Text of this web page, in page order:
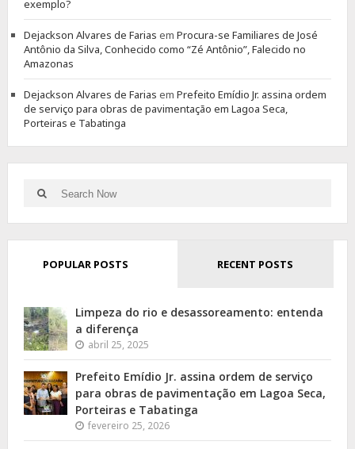
exemplo?
Dejackson Alvares de Farias em Procura-se Familiares de José
Antônio da Silva, Conhecido como “Zé Antônio”, Falecido no
Amazonas
Dejackson Alvares de Farias em Prefeito Emídio Jr. assina ordem
de serviço para obras de pavimentação em Lagoa Seca,
Porteiras e Tabatinga
Search
for:
Search
POPULAR POSTS RECENT POSTS
Limpeza do rio e desassoreamento: entenda
a diferença
abril 25, 2025
Prefeito Emídio Jr. assina ordem de serviço
para obras de pavimentação em Lagoa Seca,
Porteiras e Tabatinga
fevereiro 25, 2026